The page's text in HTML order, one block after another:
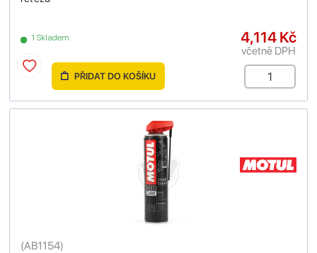
1 Skladem 4,114 Kč
včetně DPH
PŘIDAT DO KOŠÍKU
(AB1154)